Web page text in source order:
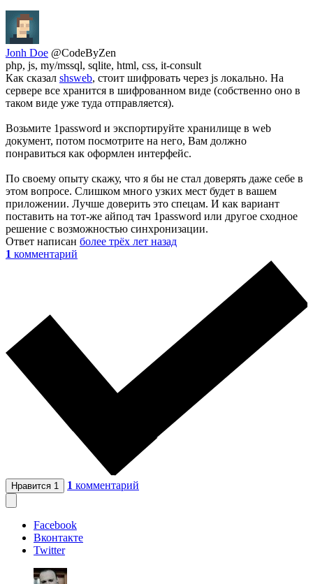
Jonh Doe @CodeByZen
php, js, my/mssql, sqlite, html, css, it-consult
Как сказал shsweb, стоит шифровать через js локально. На
сервере все хранится в шифрованном виде (собственно оно в
таком виде уже туда отправляется).
Возьмите 1password и экспортируйте хранилище в web
документ, потом посмотрите на него, Вам должно
понравиться как оформлен интерфейс.
По своему опыту скажу, что я бы не стал доверять даже себе в
этом вопросе. Слишком много узких мест будет в вашем
приложении. Лучше доверить это спецам. И как вариант
поставить на тот-же айпод тач 1password или другое сходное
решение с возможностью синхронизации.
Ответ написан более трёх лет назад
1 комментарий
Нравится 1 1 комментарий
Facebook
Вконтакте
Twitter